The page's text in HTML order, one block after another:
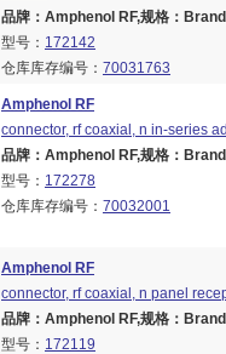
品牌：Amphenol RF,规格：
型号： 172142
仓库库存编号： 70031763
Amphenol RF
connector, rf coaxial, n in-series
品牌：Amphenol RF,规格：
型号： 172278
仓库库存编号： 70032001
Amphenol RF
connector, rf coaxial, n panel
品牌：Amphenol RF,规格：
型号： 172119